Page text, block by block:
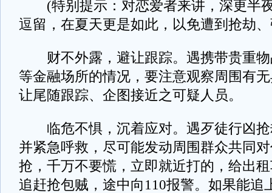
(特别提示：对恋爱者来讲，深更半
逗留，在夏天更是如此，以免遭到抢劫
财不外露，避让跟踪。遇携带贵重物
等金融场所的情况，要注意观察周围有
让尾随跟踪、企图接近之可疑人员。
临危不惧，沉着应对。遇歹徒行凶抢
并紧急呼救，尽可能发动周围群众共同
抢，千万不要慌，立即就近打的，给出
追赶抢包贼，途中向110报警。如果能追